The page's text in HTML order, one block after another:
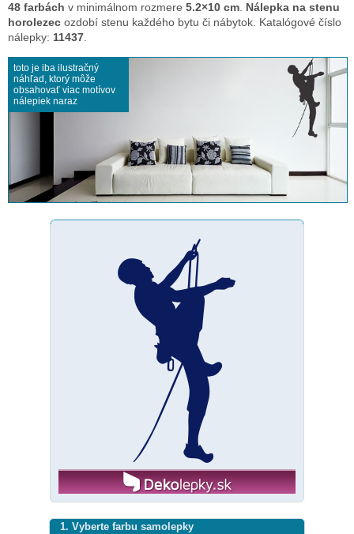
48 farbách v minimálnom rozmere 5.2×10 cm Nálepka na stenu
horolezec ozdobí stenu každého bytu či nábytok. Katalógové číslo
nálepky: 11437
toto je iba ilustračný
náhľad, ktorý môže
obsahovať viac motívov
nálepiek naraz
1. Vyberte farbu samolepky